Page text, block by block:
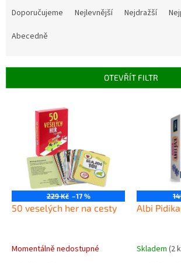
r
Doporučujeme Nejlevnější Nejdražší
Abecedně
OTEVŘÍT FILTR
229 Kč –17 %
50 veselých her na cesty
Momentálně nedostupné
Albi
Skladem (2